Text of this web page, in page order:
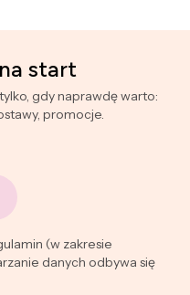
start
gdy naprawdę warto:
promocje.
(w zakresie
danych odbywa się